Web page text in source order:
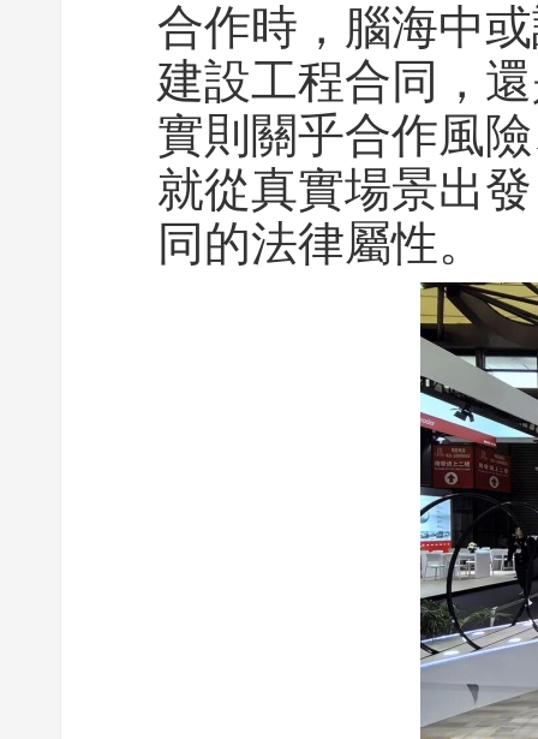
合作時，腦海中
建設工程合同，
實則關乎合作風
就從真實場景出
同的法律屬性。